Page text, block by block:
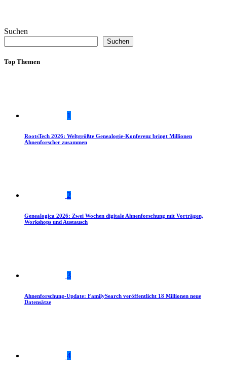
Suchen
Suchen
Top Themen
1
RootsTech 2026: Weltgrößte Genealogie-Konferenz bringt Millionen
Ahnenforscher zusammen
2
Genealogica 2026: Zwei Wochen digitale Ahnenforschung mit Vorträgen,
Workshops und Austausch
3
Ahnenforschung-Update: FamilySearch veröffentlicht 18 Millionen neue
Datensätze
4